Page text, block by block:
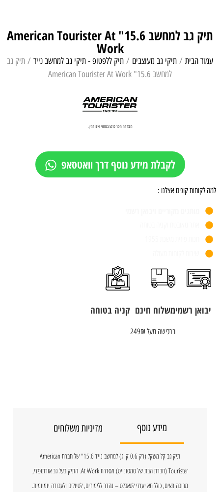
תיק גב למחשב 15.6" American Tourister At
Work
עמוד הבית / תיקי גב מעוצבים / תיק ללפטופ - תיקי גב למחשב נייד / תיק גב
למחשב 15.6" American Tourister At Work
מוצר זה חסר כרגע במלאי ואינו זמין.
לקבלת מידע נוסף דרך וואטסאפ
למה לקוחות קונים אצלנו :
יבואן רשמימשלוח חינם
ברכישה מעל 249₪
קניה בטוחה
מידע נוסף מדיניות משלוחים
תיק גב קל משקל (רק 0.6 ק"ג) למחשב נייד 15.6" של חברת American
Tourister (חברת הבת של סמסונייט) מסדרת At Work. התיק בעל גב אורתופדי,
מרובה תאים, כולל תא יעודי לטאבלט – נהדר ללימודים, לטיולים ולעבודה יומיומית.